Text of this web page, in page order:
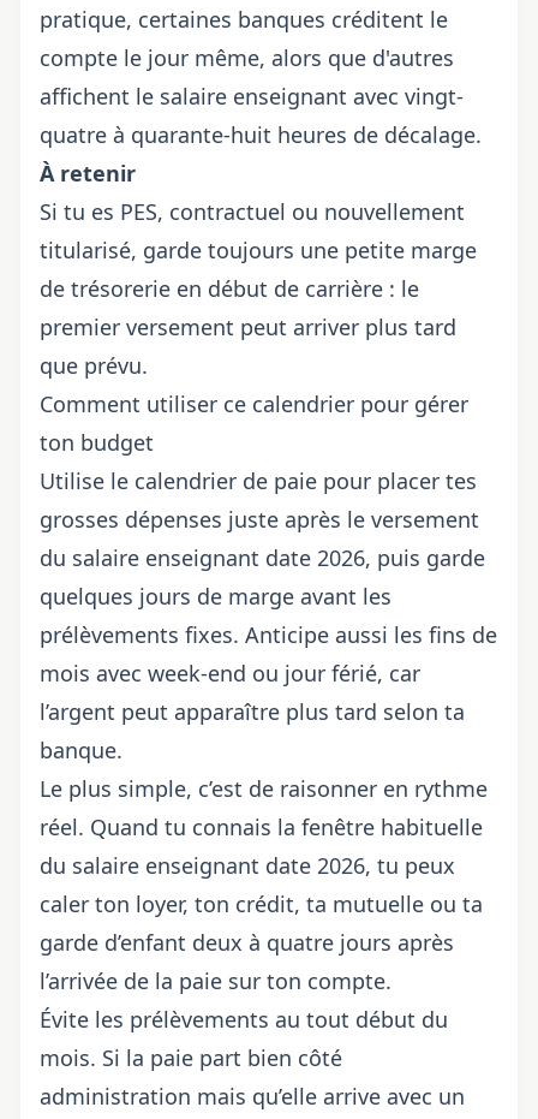
pratique, certaines banques créditent le
compte le jour même, alors que d'autres
affichent le salaire enseignant avec vingt-
quatre à quarante-huit heures de décalage.
À retenir
Si tu es PES, contractuel ou nouvellement
titularisé, garde toujours une petite marge
de trésorerie en début de carrière : le
premier versement peut arriver plus tard
que prévu.
Comment utiliser ce calendrier pour gérer
ton budget
Utilise le calendrier de paie pour placer tes
grosses dépenses juste après le versement
du salaire enseignant date 2026, puis garde
quelques jours de marge avant les
prélèvements fixes. Anticipe aussi les fins de
mois avec week-end ou jour férié, car
l’argent peut apparaître plus tard selon ta
banque.
Le plus simple, c’est de raisonner en rythme
réel. Quand tu connais la fenêtre habituelle
du salaire enseignant date 2026, tu peux
caler ton loyer, ton crédit, ta mutuelle ou ta
garde d’enfant deux à quatre jours après
l’arrivée de la paie sur ton compte.
Évite les prélèvements au tout début du
mois. Si la paie part bien côté
administration mais qu’elle arrive avec un